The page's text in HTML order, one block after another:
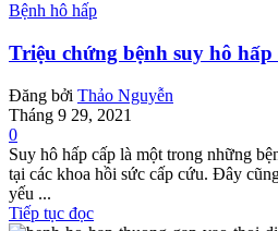
Bệnh hô hấp
Triệu chứng bệnh suy hô hấp
Đăng bởi Thảo Nguyễn
Tháng 9 29, 2021
0
Suy hô hấp cấp là một trong những
tại các khoa hồi sức cấp cứu. Đây
yếu ...
Tiếp tục đọc